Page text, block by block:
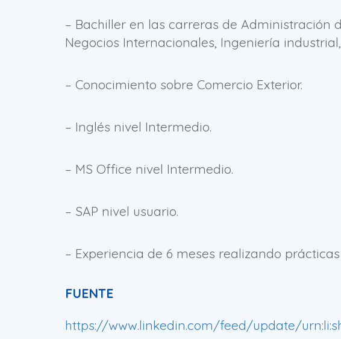
– Bachiller en las carreras de Administración
Negocios Internacionales, Ingeniería
– Conocimiento sobre Comercio Exterior.
– Inglés nivel Intermedio.
– MS Office nivel Intermedio.
– SAP nivel usuario.
– Experiencia de 6 meses realizando
FUENTE
https://www.linkedin.com/feed/update/